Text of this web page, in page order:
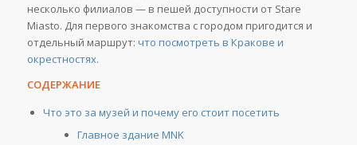
несколько филиалов — в пешей доступности от Stare
Miasto. Для первого знакомства с городом пригодится и
отдельный маршрут: что посмотреть в Кракове и
окрестностях.
СОДЕРЖАНИЕ
Что это за музей и почему его стоит посетить
Главное здание MNK